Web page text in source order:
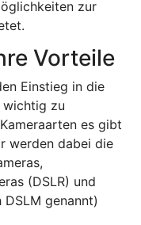
zur
Vorteile
Einstieg in die
wichtig zu
es gibt
werden dabei die
(DSLR) und
genannt)